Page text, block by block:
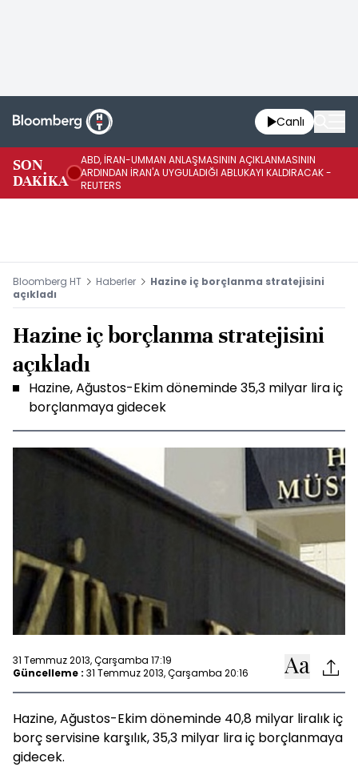
Canlı
SON
DAKİKA
ABD, İRAN-UMMAN ANLAŞMASININ AÇIKLANMASININ
ARDINDAN İRAN'A UYGULADIĞI ABLUKAYI KALDIRACAK -
REUTERS
Bloomberg HT Haberler
Hazine iç borçlanma stratejisini
açıkladı
Hazine iç borçlanma stratejisini
açıkladı
Hazine, Ağustos-Ekim döneminde 35,3 milyar lira iç
borçlanmaya gidecek
31 Temmuz 2013, Çarşamba 17:19
Güncelleme : 31 Temmuz 2013, Çarşamba 20:16
Hazine, Ağustos-Ekim döneminde 40,8 milyar liralık iç
borç servisine karşılık, 35,3 milyar lira iç borçlanmaya
gidecek.